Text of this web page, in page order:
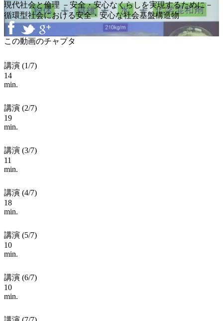
現代社会と倫理 －安全・安心なくらしを実現するために－
循環型社会における安全・安心な社会基盤構造物
この動画のチャプタ
講演 (1/7)
14
min.
講演 (2/7)
19
min.
講演 (3/7)
11
min.
講演 (4/7)
18
min.
講演 (5/7)
10
min.
講演 (6/7)
10
min.